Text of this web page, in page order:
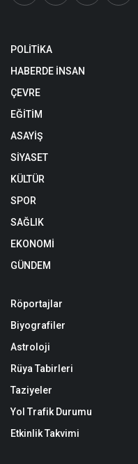
POLİTİKA
HABERDE İNSAN
ÇEVRE
EĞİTİM
ASAYİŞ
SİYASET
KÜLTÜR
SPOR
SAĞLIK
EKONOMİ
GÜNDEM
Röportajlar
Biyografiler
Astroloji
Rüya Tabirleri
Taziyeler
Yol Trafik Durumu
Etkinlik Takvimi